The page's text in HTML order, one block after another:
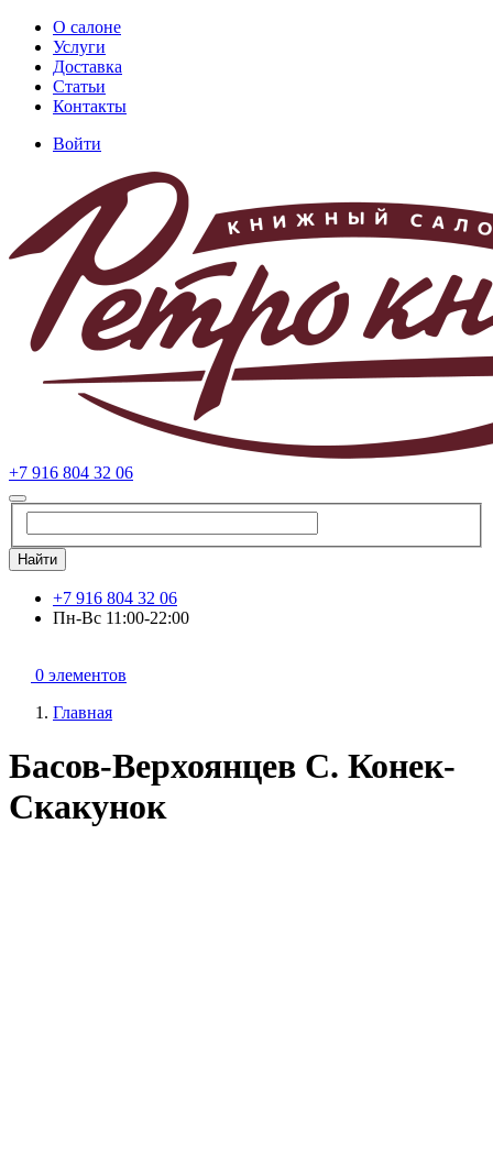
Перейти
основному
содержанию
Основная
навигация
О салоне
Услуги
Доставка
Статьи
Контакты
учётной
записи
пользователя
Войти
+7 916 804 32 06
Найти
+7 916 804 32 06
Пн-Вс 11:00-22:00
0 элементов
Главная
Басов-Верхоянцев С. Конек-
Скакунок